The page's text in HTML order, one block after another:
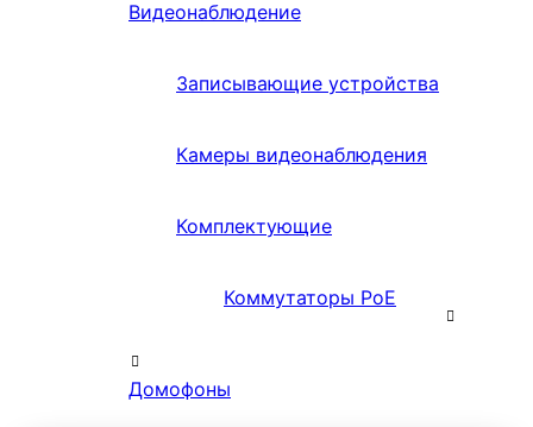
Видеонаблюдение
Записывающие устройства
Камеры видеонаблюдения
Комплектующие
Коммутаторы PoE
Домофоны